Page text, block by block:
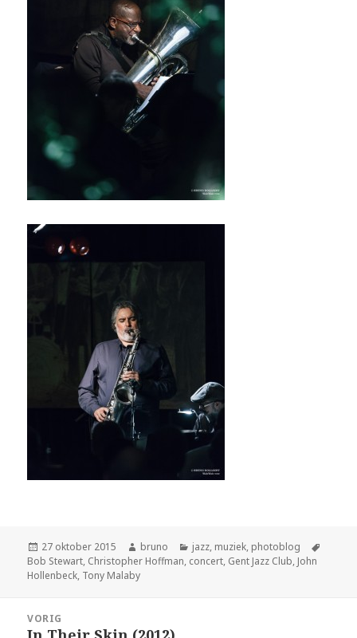
Geplaatst
op
27 oktober 2015 Auteur
bruno Categorieën
jazz, muziek, photoblog
Bob Stewart, Christopher Hoffman, concert, Gent Jazz Club, John
Hollenbeck, Tony Malaby
navigatie
VORIG
Vorig